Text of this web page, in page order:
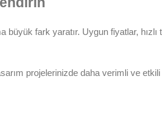
fark yaratır. Uygun fiyatlar,
projelerinizde daha verimli ve